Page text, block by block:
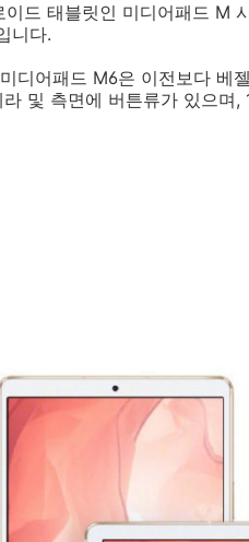
드 태블릿인 미디어패드 M
니다.
디어패드 M6은 이전보다 베
및 측면에 버튼류가 있으